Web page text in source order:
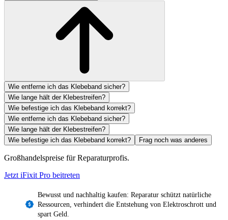
Wie entferne ich das Klebeband sicher?
Wie lange hält der Klebestreifen?
Wie befestige ich das Klebeband korrekt?
Wie entferne ich das Klebeband sicher?
Wie lange hält der Klebestreifen?
Wie befestige ich das Klebeband korrekt?
Frag noch was anderes
Großhandelspreise für Reparaturprofis.
Jetzt iFixit Pro beitreten
Bewusst und nachhaltig kaufen: Reparatur schützt natürliche
Ressourcen, verhindert die Entstehung von Elektroschrott und
spart Geld.